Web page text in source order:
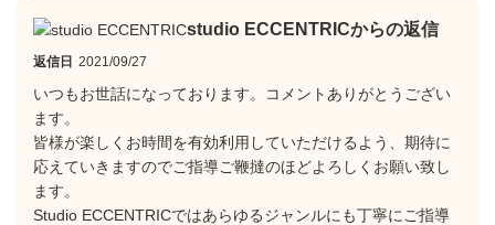
studio ECCENTRICからの返信
返信日 2021/09/27
いつもお世話になっております。コメントありがとうござい
ます。
皆様が楽しくお時間を有効利用していただけるよう、期待に
応えていきますのでご指導ご鞭撻のほどよろしくお願い致し
ます。
Studio ECCENTRICではあらゆるジャンルにも丁寧にご指導